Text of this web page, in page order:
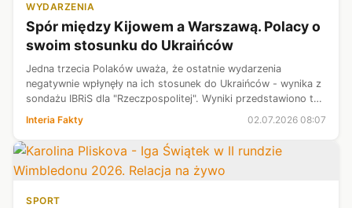
WYDARZENIA
Spór między Kijowem a Warszawą. Polacy o
swoim stosunku do Ukraińców
Jedna trzecia Polaków uważa, że ostatnie wydarzenia
negatywnie wpłynęły na ich stosunek do Ukraińców - wynika z
sondażu IBRiS dla "Rzeczpospolitej". Wyniki przedstawiono też
biorąc pod uwagę sympatie polityczne oraz dane
demograficzne. Badanie przepr...
Interia Fakty 02.07.2026 08:07
SPORT